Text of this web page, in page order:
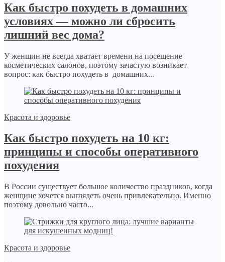
Как быстро похудеть в домашних
условиях — можно ли сбросить
лишний вес дома?
У женщин не всегда хватает времени на посещение
косметических салонов, поэтому зачастую возникает
вопрос: как быстро похудеть в домашних...
Красота и здоровье
Как быстро похудеть на 10 кг:
принципы и способы оперативного
похудения
В России существует большое количество праздников, когда
женщине хочется выглядеть очень привлекательно. Именно
поэтому довольно часто...
Красота и здоровье